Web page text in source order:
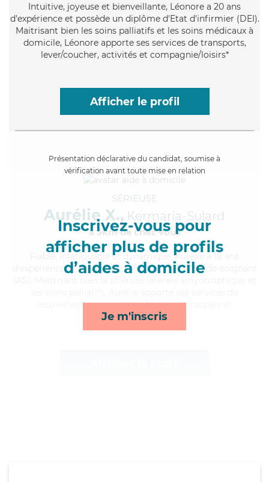
Intuitive, joyeuse et bienveillante, Léonore a 20 ans
d'expérience et possède un diplôme d'Etat d'infirmier (DEI).
Maitrisant bien les soins palliatifs et les soins médicaux à
domicile, Léonore apporte ses services de transports,
lever/coucher, activités et compagnie/loisirs*
Afficher le profil
Présentation déclarative du candidat, soumise à
vérification avant toute mise en relation
Inscrivez-vous pour
afficher plus de profils
d’aides à domicile
Je m'inscris
SÉRIEUSE
Aurélie X., Kermaria-Sulard
à 5km de chez Vous
, infatiguable et dynamique, Aurélie a 18 ans
d'expérience et possède un diplôme d'Etat d'aide-soignant
lessive/repassage, toilette/habillage, rappels et
courses/livraison*